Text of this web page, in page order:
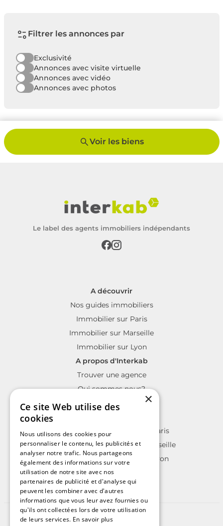
Filtrer les annonces par
Exclusivité
Annonces avec visite virtuelle
Annonces avec vidéo
Annonces avec photos
Voir les biens
Le label des agents immobiliers indépendants
A découvrir
Nos guides immobiliers
Immobilier sur Paris
Immobilier sur Marseille
Immobilier sur Lyon
A propos d'Interkab
Trouver une agence
Qui sommes nous?
La charte Interkab
Annonces immobilières sur Paris
Annonces immobilières sur Marseille
Annonces immobilières sur Lyon
©2025 | Tous droits réservés
×
Ce site Web utilise des
cookies
Nous utilisons des cookies pour
personnaliser le contenu, les publicités et
analyser notre trafic. Nous partageons
également des informations sur votre
utilisation de notre site avec nos
partenaires de publicité et d'analyse qui
peuvent les combiner avec d'autres
informations que vous leur avez fournies ou
qu'ils ont collectées lors de votre utilisation
de leurs services. En savoir plus